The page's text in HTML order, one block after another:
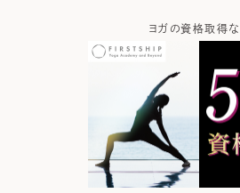
ヨガの資格取得な